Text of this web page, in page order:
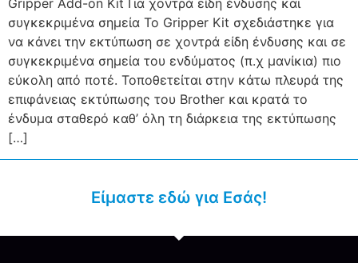
Gripper Add-on Kit Για χοντρά είδη ένδυσης και
συγκεκριμένα σημεία Το Gripper Kit σχεδιάστηκε για
να κάνει την εκτύπωση σε χοντρά είδη ένδυσης και σε
συγκεκριμένα σημεία του ενδύματος (π.χ μανίκια) πιο
εύκολη από ποτέ. Τοποθετείται στην κάτω πλευρά της
επιφάνειας εκτύπωσης του Brother και κρατά το
ένδυμα σταθερό καθ’ όλη τη διάρκεια της εκτύπωσης
[…]
Είμαστε εδώ για Εσάς!